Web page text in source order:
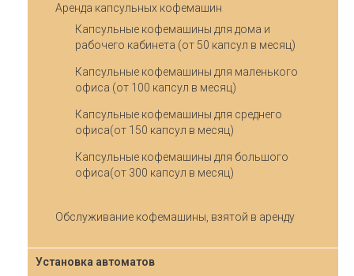
Аренда капсульных кофемашин
Капсульные кофемашины для дома и
рабочего кабинета (от 50 капсул в месяц)
Капсульные кофемашины для маленького
офиса (от 100 капсул в месяц)
Капсульные кофемашины для среднего
офиса(от 150 капсул в месяц)
Капсульные кофемашины для большого
офиса(от 300 капсул в месяц)
Обслуживание кофемашины, взятой в аренду
Установка автоматов